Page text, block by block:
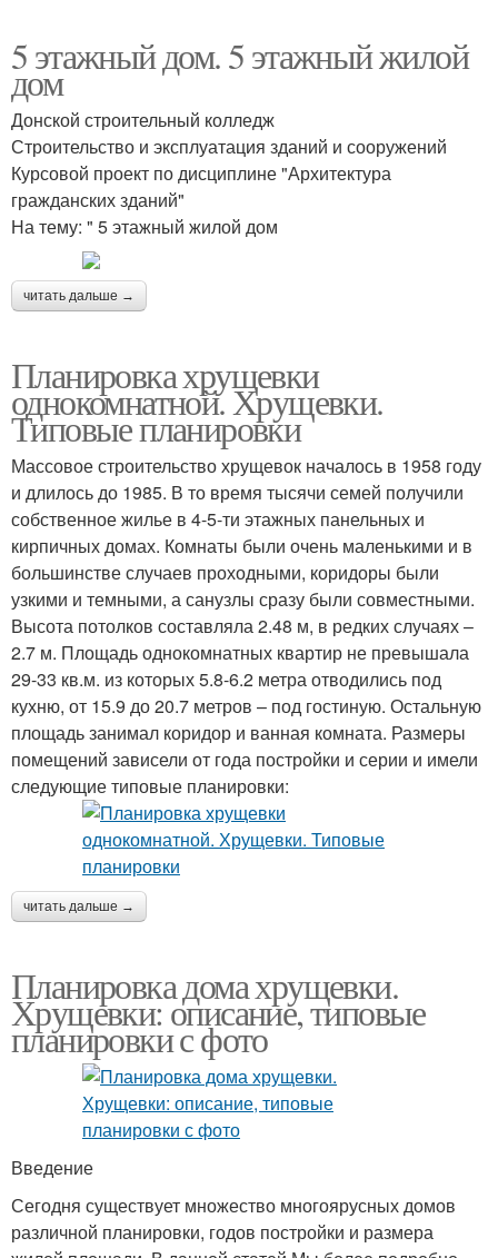
5 этажный дом. 5 этажный жилой
дом
Донской строительный колледж
Строительство и эксплуатация зданий и сооружений
Курсовой проект по дисциплине "Архитектура
гражданских зданий"
На тему: " 5 этажный жилой дом
читать дальше →
Планировка хрущевки
однокомнатной. Хрущевки.
Типовые планировки
Массовое строительство хрущевок началось в 1958 году
и длилось до 1985. В то время тысячи семей получили
собственное жилье в 4-5-ти этажных панельных и
кирпичных домах. Комнаты были очень маленькими и в
большинстве случаев проходными, коридоры были
узкими и темными, а санузлы сразу были совместными.
Высота потолков составляла 2.48 м, в редких случаях –
2.7 м. Площадь однокомнатных квартир не превышала
29-33 кв.м. из которых 5.8-6.2 метра отводились под
кухню, от 15.9 до 20.7 метров – под гостиную. Остальную
площадь занимал коридор и ванная комната. Размеры
помещений зависели от года постройки и серии и имели
следующие типовые планировки:
читать дальше →
Планировка дома хрущевки.
Хрущевки: описание, типовые
планировки с фото
Введение
Сегодня существует множество многоярусных домов
различной планировки, годов постройки и размера